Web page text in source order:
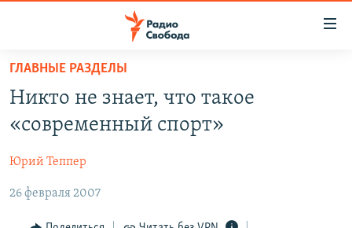
упрощенного
доступа
основному
Вернутся
АВТОРСКИЕ ПРОЕКТЫ
ЦИТАТЫ СВОБОДЫ
МНЕНИЯ
ГЛАВНЫЕ РАЗДЕЛЫ
Никто не знает, что такое
«современный спорт»
Юрий Теппер
26 февраля 2007